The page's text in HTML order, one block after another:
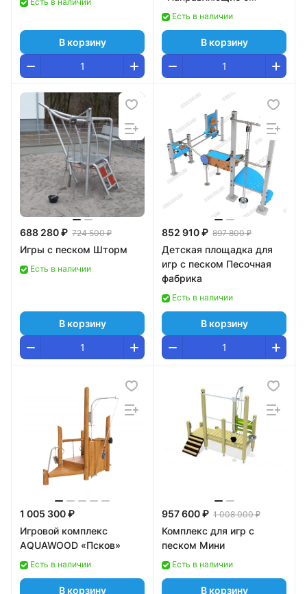
В корзину
ведрами»
Есть в наличии
В корзину
688 280 ₽ 724 500 ₽
Игры с песком Шторм
Есть в наличии
В корзину
852 910 ₽ 897 800 ₽
Детская площадка для
игр с песком Песочная
фабрика
Есть в наличии
В корзину
1 005 300 ₽
Игровой комплекс
AQUAWOOD «Псков»
Есть в наличии
В корзину
957 600 ₽ 1 008 000 ₽
Комплекс для игр с
песком Мини
Есть в наличии
В корзину